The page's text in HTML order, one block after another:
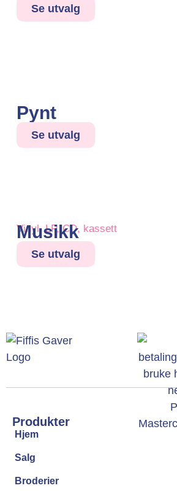
Se utvalg
Pynt
Se utvalg
Vinyl, LP, CD, kassett
Musikk
Se utvalg
Produkter
Hjem
Salg
Broderier